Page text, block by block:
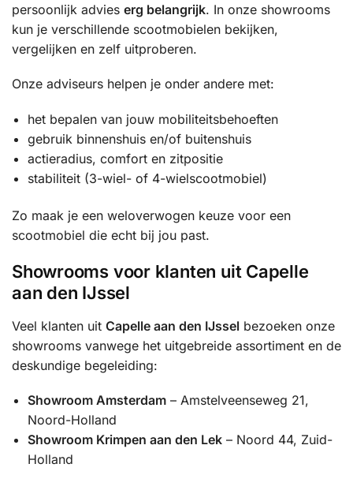
persoonlijk advies erg belangrijk. In onze showrooms
kun je verschillende scootmobielen bekijken,
vergelijken en zelf uitproberen.
Onze adviseurs helpen je onder andere met:
het bepalen van jouw mobiliteitsbehoeften
gebruik binnenshuis en/of buitenshuis
actieradius, comfort en zitpositie
stabiliteit (3-wiel- of 4-wielscootmobiel)
Zo maak je een weloverwogen keuze voor een
scootmobiel die echt bij jou past.
Showrooms voor klanten uit Capelle
aan den IJssel
Veel klanten uit Capelle aan den IJssel bezoeken onze
showrooms vanwege het uitgebreide assortiment en de
deskundige begeleiding:
Showroom Amsterdam – Amstelveenseweg 21,
Noord-Holland
Showroom Krimpen aan den Lek – Noord 44, Zuid-
Holland